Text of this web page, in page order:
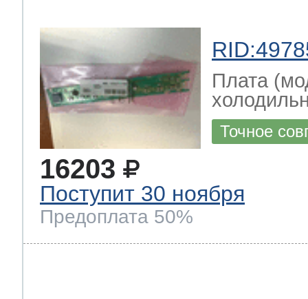
Плата
Точное
16203
Поступит 30 ноября
Предоплата 50%